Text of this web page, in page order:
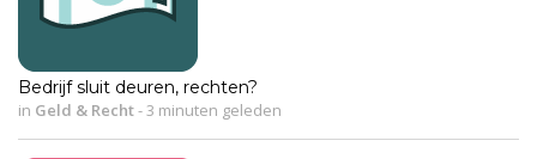
Bedrijf sluit deuren, rechten?
in Geld & Recht-3 minuten geleden